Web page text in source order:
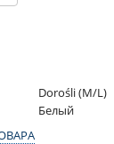
Dorośli (M/L)
Белый